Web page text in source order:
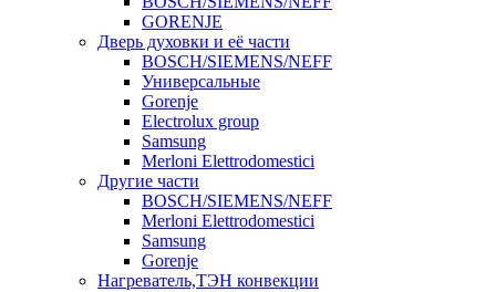
GORENJE
Дверь духовки и её части
BOSCH/SIEMENS/NEFF
Универсальные
Gorenje
Electrolux group
Samsung
Merloni Elettrodomestici
Другие части
BOSCH/SIEMENS/NEFF
Merloni Elettrodomestici
Samsung
Gorenje
Нагреватель,ТЭН конвекции